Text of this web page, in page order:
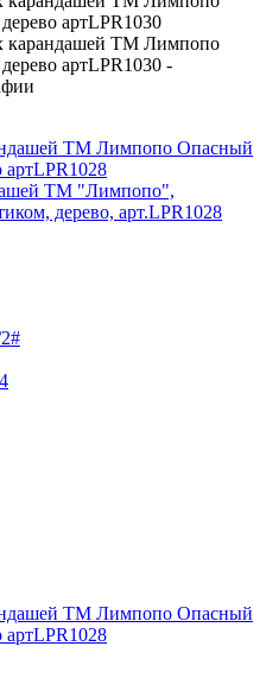
ТМ "Лимпопо",
дерево, арт.LPR1028